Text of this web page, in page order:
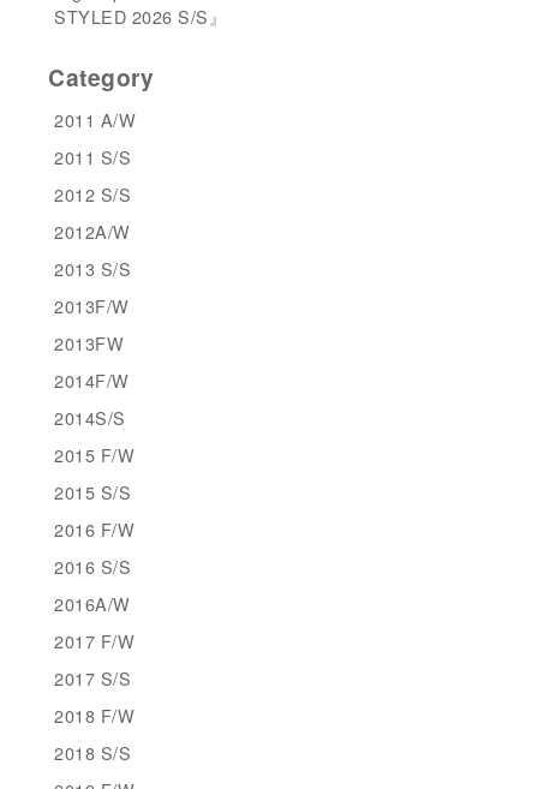
STYLED 2026 S/S』
Category
2011 A/W
2011 S/S
2012 S/S
2012A/W
2013 S/S
2013F/W
2013FW
2014F/W
2014S/S
2015 F/W
2015 S/S
2016 F/W
2016 S/S
2016A/W
2017 F/W
2017 S/S
2018 F/W
2018 S/S